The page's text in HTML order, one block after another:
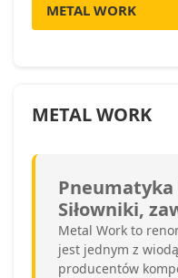
METAL WORK
METAL WORK
Siłowniki,
Metal Work to
jest jednym z
producentów